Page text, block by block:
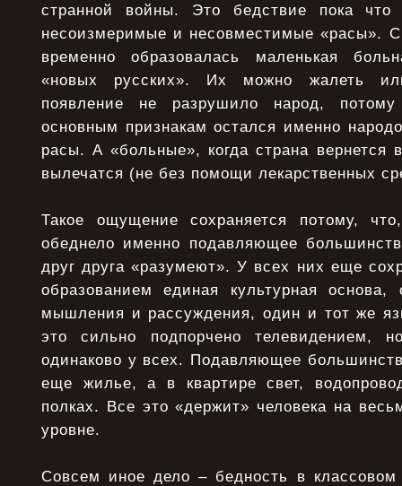
странной войны. Это бедствие пока
несоизмеримые и несовместимые «расы».
временно образовалась маленькая
«новых русских». Их можно жалеть
появление не разрушило народ,
основным признакам остался именно
расы. А «больные», когда страна вернется
вылечатся (не без помощи лекарственных
Такое ощущение сохраняется потому,
обеднело именно подавляющее
друг друга «разумеют». У всех них еще
образованием единая культурная
мышления и рассуждения, один и тот же
это сильно подпорчено телевидением,
одинаково у всех. Подавляющее
еще жилье, а в квартире свет,
полках. Все это «держит» человека на
уровне.
Совсем иное дело – бедность в